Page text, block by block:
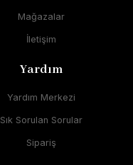
Mağazalar
İletişim
Yardım
Yardım Merkezi
Sık Sorulan Sorular
Sipariş